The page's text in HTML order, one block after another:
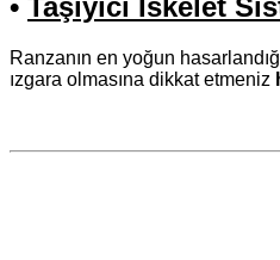
• Taşıyıcı İskelet
Ranzanın en yoğun
ızgara olmasına dikkat etmeniz